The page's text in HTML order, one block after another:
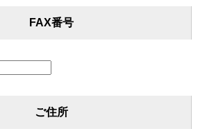
FAX番号
ご住所